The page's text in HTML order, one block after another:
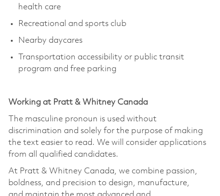
health care
Recreational and sports club
Nearby daycares
Transportation accessibility or public transit
program and free parking
Working at Pratt & Whitney Canada
The masculine pronoun is used without
discrimination and solely for the purpose of making
the text easier to read. We will consider applications
from all qualified candidates.
At Pratt & Whitney Canada, we combine passion,
boldness, and precision to design, manufacture,